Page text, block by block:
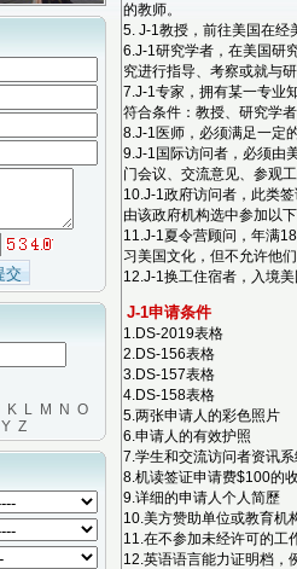
K L M N O
Y Z
的教师。
5. J-1教授，前往美国在经
6.J-1研究学者，在美国研
究进行指导、考察或就与
7.J-1专家，拥有某一专业
符合条件：教授、研究学
8.J-1医师，必须满足一定
9.J-1国际访问者，必须由
门会议、交流意见、参观工
10.J-1政府访问者，此类
由该政府机构选中参加以
11.J-1夏令营顾问，年满
习美国文化，但不允许他
12.J-1换工住宿者，入境
J-1申请条件
1.DS-2019表格
2.DS-156表格
3.DS-157表格
4.DS-158表格
5.两张申请人的彩色照片
6.申请人的有效护照
7.学生和交流访问者资讯
8.机读签证申请费$100的
9.详细的申请人个人简歷
10.美方赞助单位或教育机
11.在不参加未经许可的工
12.英语语言能力证明档，